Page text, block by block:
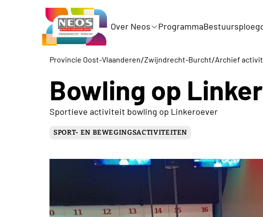
Over Neos ProgrammaBestuursploeg
Provincie Oost-Vlaanderen/Zwijndrecht-Burcht/Archief
Bowling op
Sportieve activiteit bowling op Linkeroever
SPORT- EN BEWEGINGSACTIVITEITEN